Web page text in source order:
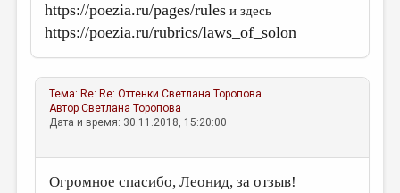
https://poezia.ru/pages/rules и здесь
https://poezia.ru/rubrics/laws_of_solon
Тема: Re: Re: Оттенки Светлана Торопова
АвторСветлана Торопова
Дата и время: 30.11.2018, 15:20:00
Огромное спасибо, Леонид, за отзыв!